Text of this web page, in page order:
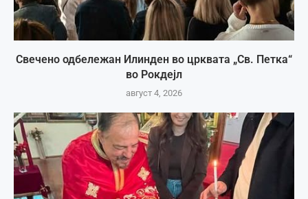
Свечено одбележан Илинден во црквата „Св. Петка“
во Рокдејл
август 4, 2026